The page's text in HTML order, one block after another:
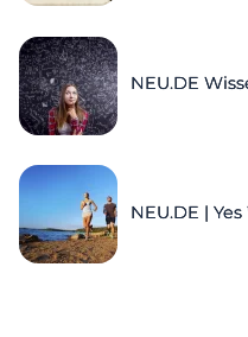
NEU.DE
NEU.DE |